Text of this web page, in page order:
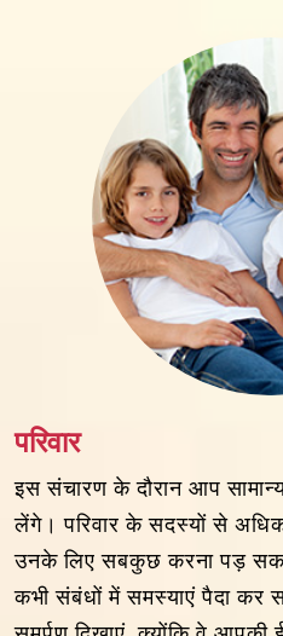
परिवार
इस संचारण के दौरान आप
लेंगे। परिवार के सदस्यों से
उनके लिए सबकुछ करना पड़
कभी संबंधों में समस्याएं पैदा